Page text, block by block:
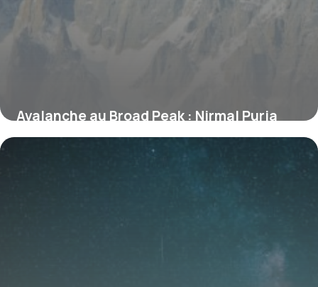
Avalanche au Broad Peak : Nirmal Purja
parmi les 10 alpinistes disparus, ce que